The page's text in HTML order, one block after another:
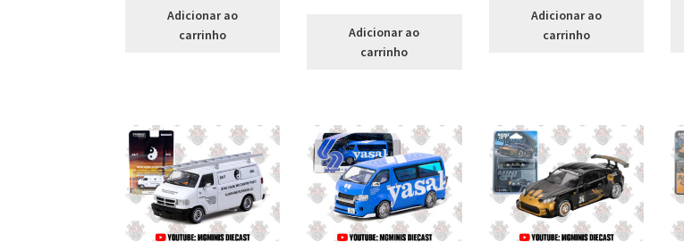
Adicionar ao
carrinho
Adicionar ao
carrinho
Adicionar ao
carrinho